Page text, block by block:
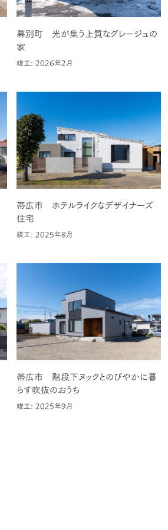
幕別町 光が集う上質なグレージュの
家
竣工: 2026年2月
帯広市 ホテルライクなデザイナーズ
住宅
竣工: 2025年8月
帯広市 階段下ヌックとのびやかに暮
らす吹抜のおうち
竣工: 2025年9月